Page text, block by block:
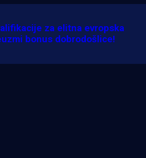
za elitna evropska
bonus dobrodošlice!